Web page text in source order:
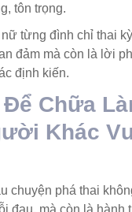
tôn trọng.
từng đình chỉ thai
đảm mà còn là lời
định kiến.
Để Chữa
Khác
chuyện phá thai
đau, mà còn là hành